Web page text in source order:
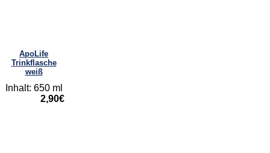
ApoLife
Trinkflasche
weiß
Inhalt: 650 ml
2,90€